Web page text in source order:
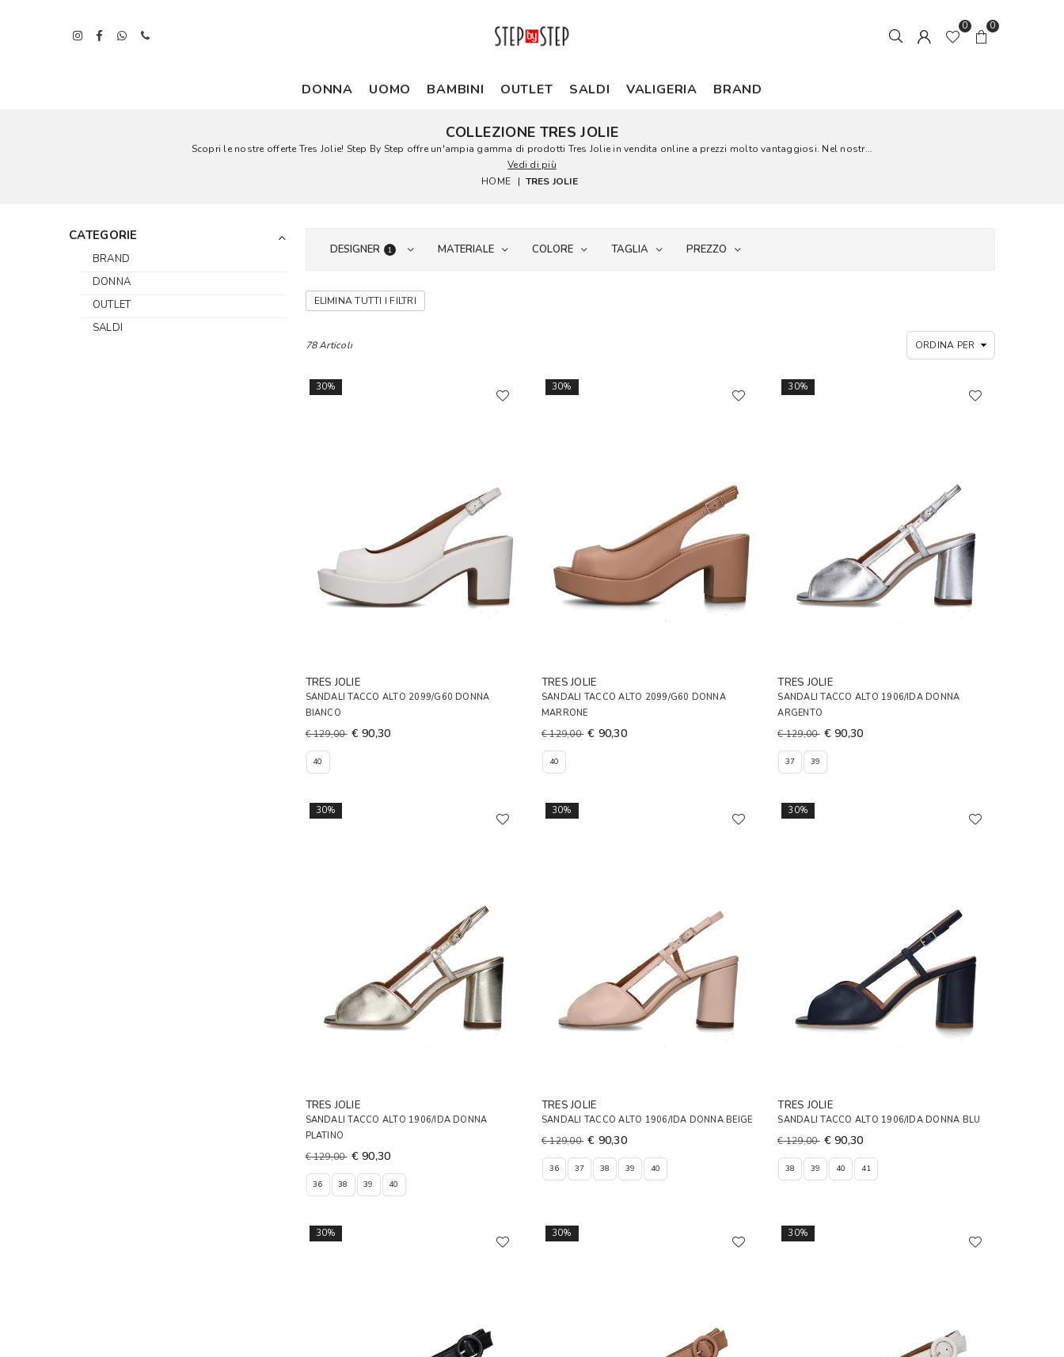
0 0
DONNA UOMO BAMBINI OUTLET SALDI VALIGERIA BRAND
COLLEZIONE TRES JOLIE
Scopri le nostre offerte Tres Jolie! Step By Step offre un'ampia gamma di prodotti Tres Jolie in vendita online a prezzi molto vantaggiosi. Nel nostr...
Vedi di più
HOME
| TRES JOLIE
CATEGORIE
BRAND
DONNA
OUTLET
SALDI
DESIGNER 1 MATERIALE COLORE TAGLIA PREZZO
ELIMINA TUTTI I FILTRI
78 Articoli
30%
TRES JOLIE
SANDALI TACCO ALTO 2099/G60 DONNA
BIANCO
€ 129,00 € 90,30
40
30%
TRES JOLIE
SANDALI TACCO ALTO 2099/G60 DONNA
MARRONE
€ 129,00 € 90,30
40
30%
TRES JOLIE
SANDALI TACCO ALTO 1906/IDA DONNA
ARGENTO
€ 129,00 € 90,30
37 39
30%
TRES JOLIE
SANDALI TACCO ALTO 1906/IDA DONNA
PLATINO
€ 129,00 € 90,30
36 38 39 40
30%
TRES JOLIE
SANDALI TACCO ALTO 1906/IDA DONNA BEIGE
€ 129,00 € 90,30
36 37 38 39 40
30%
TRES JOLIE
SANDALI TACCO ALTO 1906/IDA DONNA BLU
€ 129,00 € 90,30
38 39 40 41
30% 30% 30%